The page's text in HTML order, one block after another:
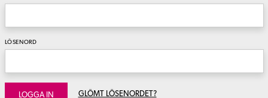
LÖSENORD
LOGGA IN GLÖMT LÖSENORDET?